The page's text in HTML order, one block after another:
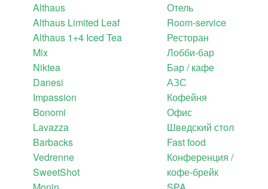
Althaus
Althaus Limited Leaf
Althaus 1+4 Iced Tea
Mix
Niktea
Danesi
Impassion
Bonomi
Lavazza
Barbacks
Vedrenne
SweetShot
Отель
Room-service
Ресторан
Лобби-бар
Бар / кафе
АЗС
Кофейня
Офис
Шведский стол
Fast food
Конференция /
кофе-брейк